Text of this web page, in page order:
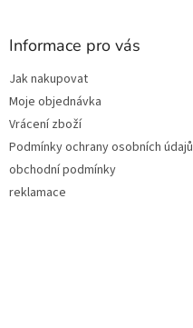
Informace pro vás
Jak nakupovat
Moje objednávka
Vrácení zboží
Podmínky ochrany osobních údajů
obchodní podmínky
reklamace